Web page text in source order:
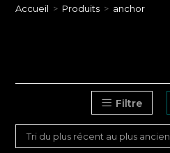
Accueil > Produits > anchor
Filtre
Tri du plus récent au plus ancien